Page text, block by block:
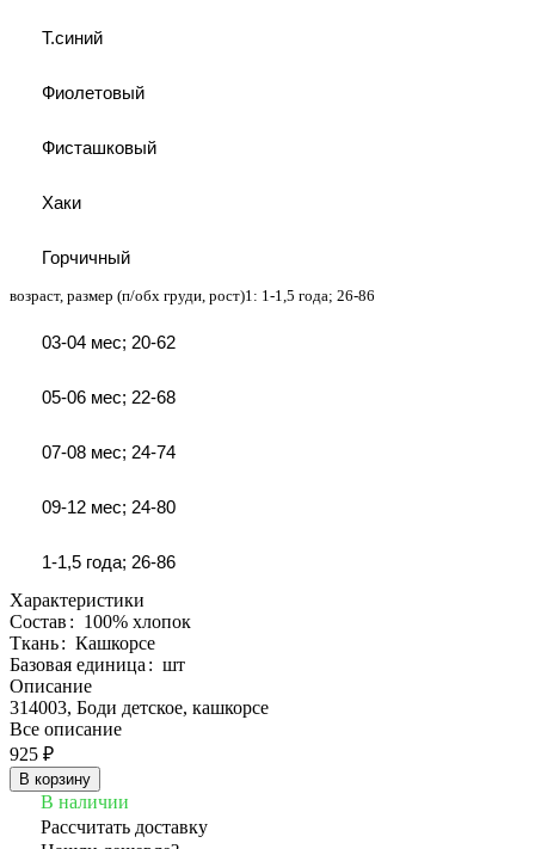
Т.синий
Фиолетовый
Фисташковый
Хаки
Горчичный
возраст, размер (п/обх груди, рост)1: 1-1,5 года; 26-86
03-04 мес; 20-62
05-06 мес; 22-68
07-08 мес; 24-74
09-12 мес; 24-80
1-1,5 года; 26-86
Характеристики
Состав: 100% хлопок
Ткань: Кашкорсе
Базовая единица: шт
Описание
314003, Боди детское, кашкорсе
Все описание
925 ₽
В корзину
В наличии
Рассчитать доставку